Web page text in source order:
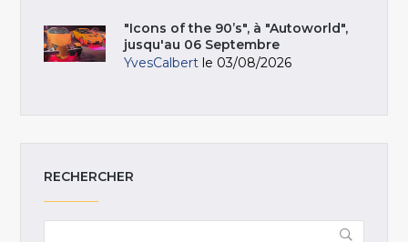
"Icons of the 90’s", à "Autoworld",
jusqu'au 06 Septembre
YvesCalbert le 03/08/2026
RECHERCHER